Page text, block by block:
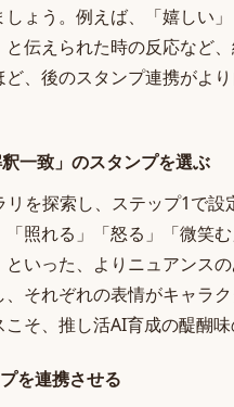
ょう。例えば、「嬉しい
と伝えられた時の反応など
、後のスタンプ連携がよ
一致」のスタンプを選ぶ
を探索し、ステップ1で
照れる」「怒る」「微笑
いった、よりニュアンス
それぞれの表情がキャラ
そ、推し活AI育成の醍醐味
を連携させる